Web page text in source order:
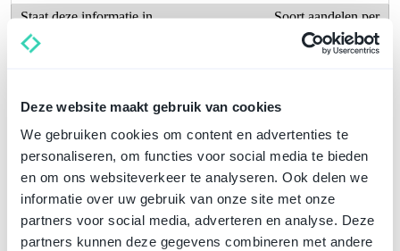
Deze website maakt gebruik van cookies
We gebruiken cookies om content en advertenties te
personaliseren, om functies voor social media te bieden
en om ons websiteverkeer te analyseren. Ook delen we
informatie over uw gebruik van onze site met onze
partners voor social media, adverteren en analyse. Deze
partners kunnen deze gegevens combineren met andere
Soort aandelen per
aandeelhouder
Ja
Datum van overdracht van de
aandelen
Wie is eigenaar van de
aandelen van een BV?